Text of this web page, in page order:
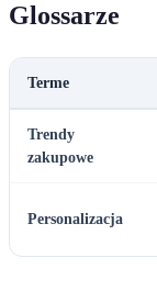
Glossarze
Terme
Trendy
zakupowe
Personalizacja